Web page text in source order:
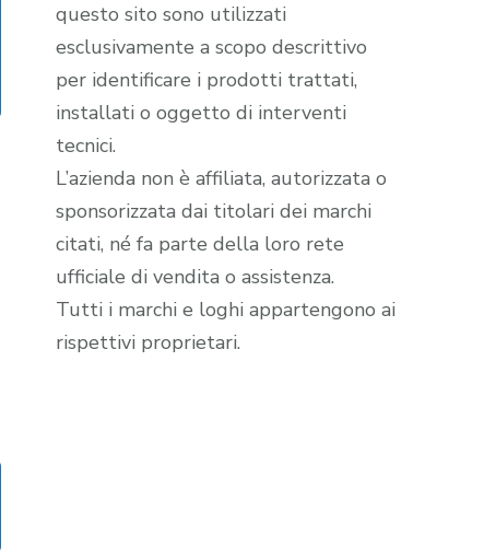
questo sito sono utilizzati
esclusivamente a scopo descrittivo
per identificare i prodotti trattati,
installati o oggetto di interventi
tecnici.
L’azienda non è affiliata, autorizzata o
sponsorizzata dai titolari dei marchi
citati, né fa parte della loro rete
ufficiale di vendita o assistenza.
Tutti i marchi e loghi appartengono ai
rispettivi proprietari.